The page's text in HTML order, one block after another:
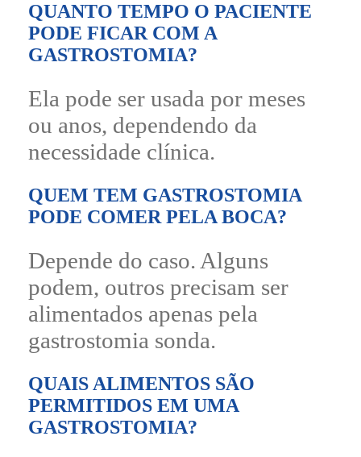
QUANTO TEMPO O PACIENTE
PODE FICAR COM A
GASTROSTOMIA?
Ela pode ser usada por meses
ou anos, dependendo da
necessidade clínica.
QUEM TEM GASTROSTOMIA
PODE COMER PELA BOCA?
Depende do caso. Alguns
podem, outros precisam ser
alimentados apenas pela
gastrostomia sonda.
QUAIS ALIMENTOS SÃO
PERMITIDOS EM UMA
GASTROSTOMIA?